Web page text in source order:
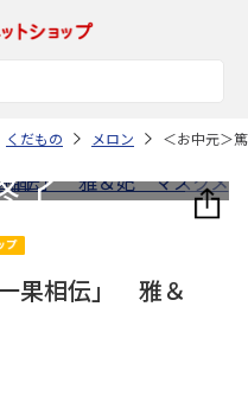
くだもの メロン ＜お中元＞
果相伝」 雅＆